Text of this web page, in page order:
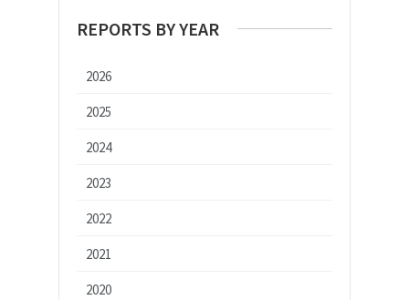
REPORTS BY YEAR
2026
2025
2024
2023
2022
2021
2020